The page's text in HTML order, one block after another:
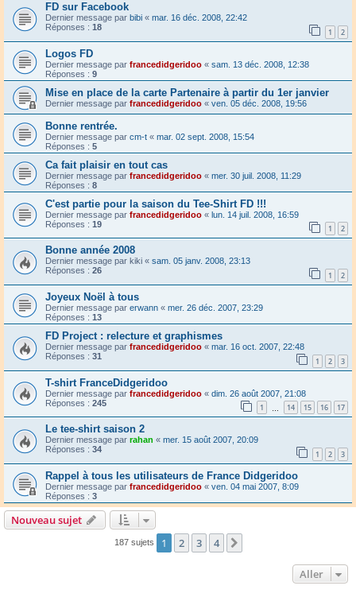
FD sur Facebook
Dernier message par bibi « mar. 16 déc. 2008, 22:42
Réponses : 18 1 2
Logos FD
Dernier message par francedidgeridoo « sam. 13 déc. 2008, 12:38
Réponses : 9
Mise en place de la carte Partenaire à partir du 1er janvier
Dernier message par francedidgeridoo « ven. 05 déc. 2008, 19:56
Bonne rentrée.
Dernier message par cm-t « mar. 02 sept. 2008, 15:54
Réponses : 5
Ca fait plaisir en tout cas
Dernier message par francedidgeridoo « mer. 30 juil. 2008, 11:29
Réponses : 8
C'est partie pour la saison du Tee-Shirt FD !!!
Dernier message par francedidgeridoo « lun. 14 juil. 2008, 16:59
Réponses : 19 1 2
Bonne année 2008
Dernier message par kiki « sam. 05 janv. 2008, 23:13
Réponses : 26 1 2
Joyeux Noël à tous
Dernier message par erwann « mer. 26 déc. 2007, 23:29
Réponses : 13
FD Project : relecture et graphismes
Dernier message par francedidgeridoo « mar. 16 oct. 2007, 22:48
Réponses : 31 1 2 3
T-shirt FranceDidgeridoo
Dernier message par francedidgeridoo « dim. 26 août 2007, 21:08
Réponses : 245 1 14 15 16 17
Le tee-shirt saison 2
Dernier message par rahan « mer. 15 août 2007, 20:09
Réponses : 34 1 2 3
Rappel à tous les utilisateurs de France Didgeridoo
Dernier message par francedidgeridoo « ven. 04 mai 2007, 8:09
Réponses : 3
Nouveau sujet
187 sujets 1 2 3 4
Aller